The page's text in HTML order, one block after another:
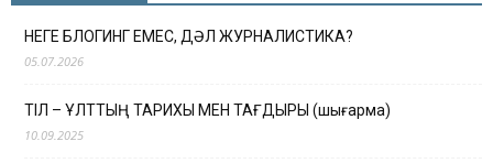
НЕГЕ БЛОГИНГ ЕМЕС, ДӘЛ ЖУРНАЛИСТИКА?
05.07.2026
ТІЛ – ҰЛТТЫҢ ТАРИХЫ МЕН ТАҒДЫРЫ (шығарма)
10.09.2025